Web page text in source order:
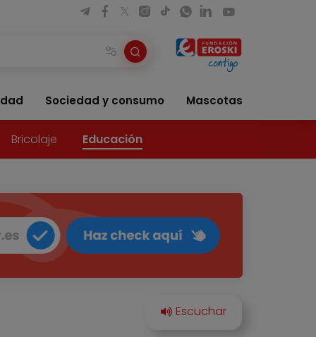
Sociedad y consumo Mascotas
Bricolaje Educación